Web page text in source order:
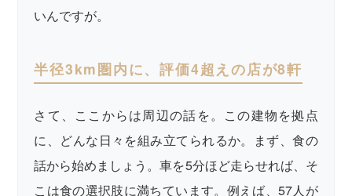
いんですが。
半径3km圏内に、評価4超えの店が8軒
さて、ここからは周辺の話を。この建物を拠点
に、どんな日々を組み立てられるか。まず、食の
話から始めましょう。車を5分ほど走らせれば、そ
こは食の選択肢に満ちています。例えば、57人が